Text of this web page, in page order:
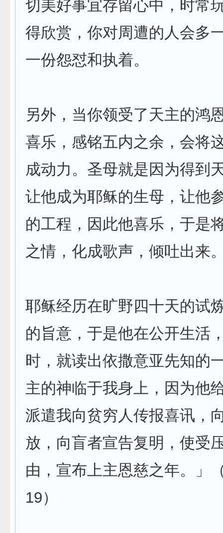
切美好事宜存留心中，时常
得欣赏，你对周遭的人会多
一份怨怼和执着。
另外，当你领受了天主的鸿
喜乐，感铭五内之余，会将
成动力。圣母就是因为得到
让他成为耶稣的生母，让他
的工程，因此他喜乐，于是
之情，化成歌声，倾吐出来
耶稣经历在旷野四十天的试
的旨意，于是他在公开生活
时，就读出依撒意亚先知的
主的神临于我身上，因为他
派遣我向贫穷人传报喜讯，
放，向盲者宣告复明，使受
由，宣布上主恩慈之年。」
19）